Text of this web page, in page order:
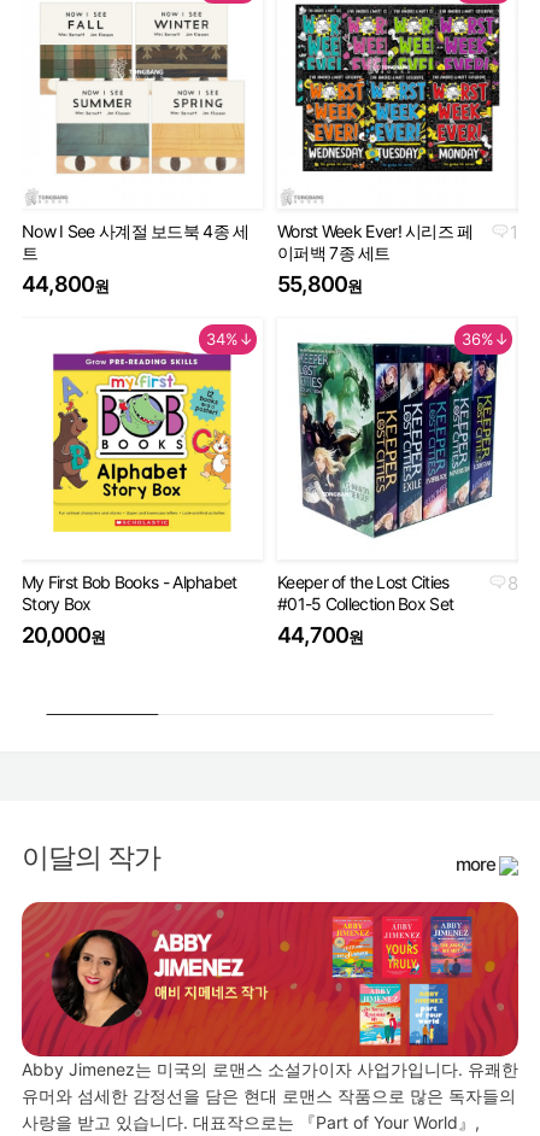
Now I See 사계절 보드북 4종 세
트
44,800원
1
Worst Week Ever! 시리즈 페
이퍼백 7종 세트
55,800원
34%↓
My First Bob Books - Alphabet
Story Box
20,000원
36%↓
8
Keeper of the Lost Cities
#01-5 Collection Box Set
44,700원
이달의 작가 more
Abby Jimenez는 미국의 로맨스 소설가이자 사업가입니다. 유쾌한
유머와 섬세한 감정선을 담은 현대 로맨스 작품으로 많은 독자들의
사랑을 받고 있습니다. 대표작으로는 『Part of Your World』,